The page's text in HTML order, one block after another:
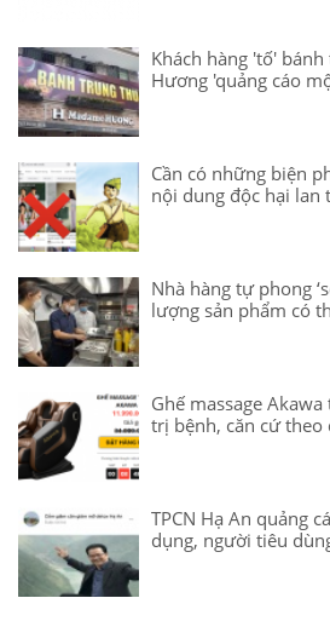
Khách hàng 'tố'
Hương 'quảng cáo
Cần có những biện
nội dung độc hại lan
Nhà hàng tự phong
lượng sản phẩm có
Ghế massage
trị bệnh, căn cứ theo
TPCN Hạ An quảng
dụng, người tiêu